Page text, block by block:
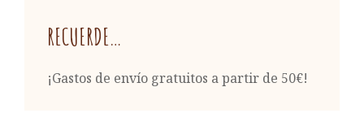
RECUERDE…
¡Gastos de envío gratuitos a partir de 50€!